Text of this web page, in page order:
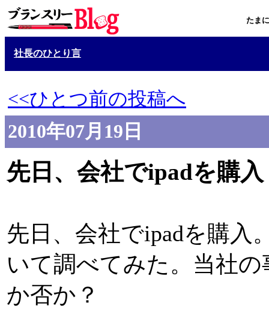
たま
社長のひとり言
<<ひとつ前の投稿へ
2010年07月19日
先日、会社でipadを購入
先日、会社でipadを購入
いて調べてみた。当社
か否か？